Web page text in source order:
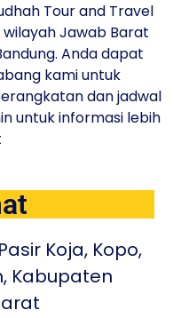
Tour and Travel
Jawab Barat
Anda dapat
kami untuk
dan jadwal
untuk informasi lebih
Koja, Kopo,
Kabupaten